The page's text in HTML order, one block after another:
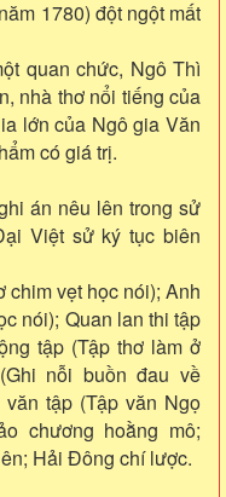
1780) đột ngột mất
quan chức, Ngô Thì
nhà thơ nổi tiếng của
lớn của Ngô gia Văn
có giá trị.
án nêu lên trong sử
Việt sử ký tục biên
chim vẹt học nói); Anh
nói); Quan lan thi tập
tập (Tập thơ làm ở
nỗi buồn đau về
tập (Tập văn Ngọ
chương hoằng mô;
Hải Đông chí lược.